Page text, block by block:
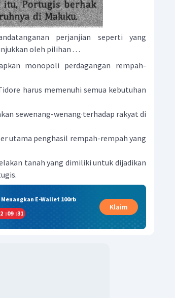
perjanjian seperti yang
oleh pilihan . . .
monopoli perdagangan rempah-
harus memenuhi semua kebutuhan
sewenang-wenang·terhadap rakyat di
utama penghasil rempah-rempah yang
tanah yang dimiliki untuk dijadikan
E-Wallet 100rb
:09 :30
Klaim